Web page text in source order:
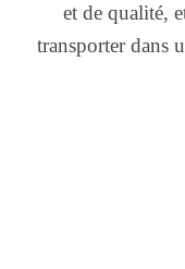
et de qualité,
transporter dans